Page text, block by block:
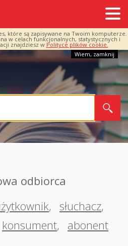
które są zapisywane na Twoim komputerze.
w celach funkcjonalnych, statystycznych i
znajdziesz w Polityce plików cookie.
Wiem, zamknij
odbiorca
, słuchacz,
konsument, abonent